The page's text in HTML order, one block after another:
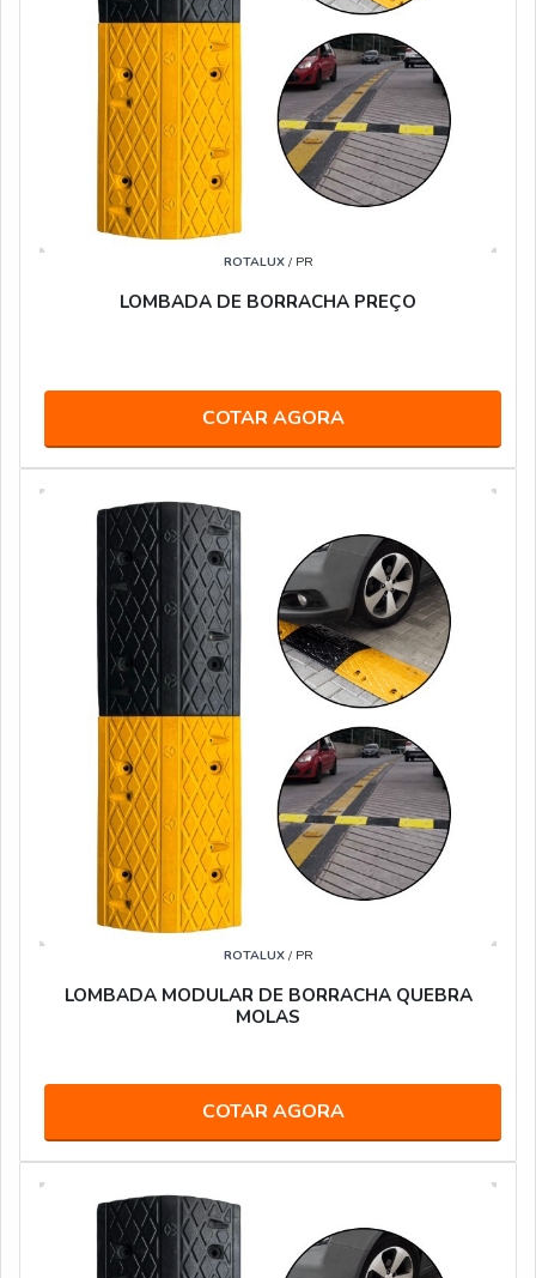
ROTALUX/ PR
LOMBADA DE BORRACHA PREÇO
COTAR AGORA
ROTALUX/ PR
LOMBADA MODULAR DE BORRACHA QUEBRA
MOLAS
COTAR AGORA